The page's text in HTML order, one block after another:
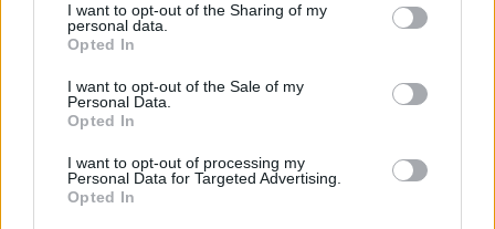
I want to opt-out of the Sharing of my
personal data.
Opted In
I want to opt-out of the Sale of my
Personal Data.
Opted In
I want to opt-out of processing my
Personal Data for Targeted Advertising.
Opted In